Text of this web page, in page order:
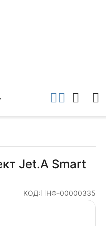
Jet.A Smart
КОД: НФ-00000335